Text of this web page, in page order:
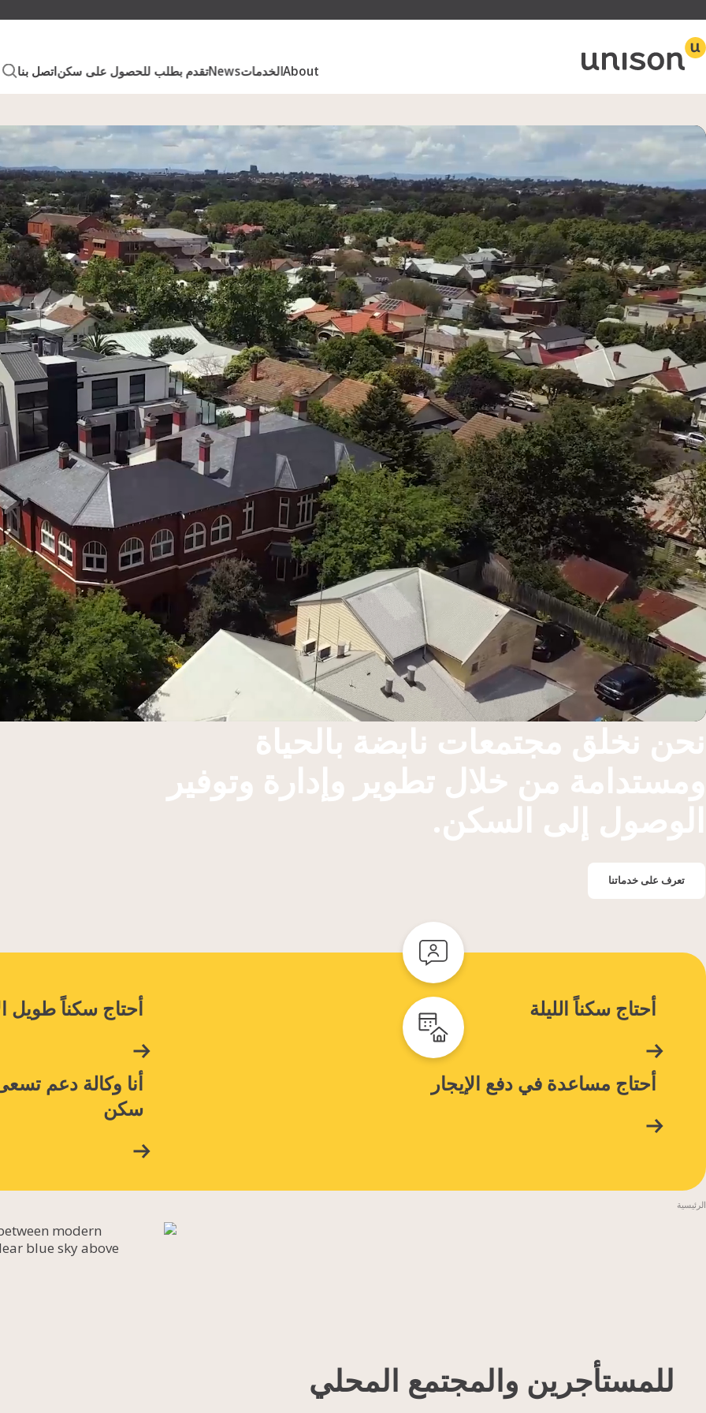
About
About
Our People
Our Communities
Our Developments
Publications
Careers
الخدمات
الإسكان الاجتماعي
الإسكان الميسور التكلفة
دعم المشردين
المساعدة في الإيجار الخاص
الإسكان الداعم
المؤسسة الاجتماعية
إدارة مؤسسة الملاك
Newsتقدم بطلب للحصول على سكناتصل بنا
نحن نخلق مجتمعات نابضة بالحياة
ومستدامة من خلال تطوير وإدارة وتوفير
الوصول إلى السكن.
تعرف على خدماتنا
أحتاج سكناً الليلة أحتاجسكناً طويل
أحتاج مساعدة في دفع الإيجار أنا وكالة دعم
سكن
الرئيسية
للمستأجرين والمجتمع المحلي